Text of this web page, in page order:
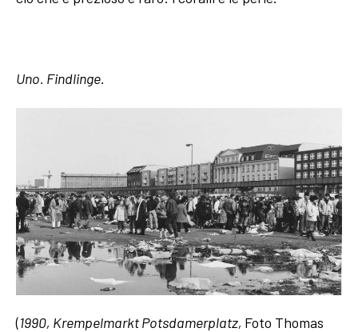
Uno. Findlinge.
(1990, Krempelmarkt Potsdamerplatz, Foto Thomas